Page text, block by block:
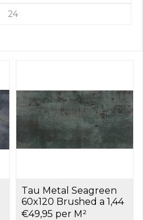
24
Tau Metal Seagreen
60x120 Brushed a 1,44
m²
€49,95 per M²